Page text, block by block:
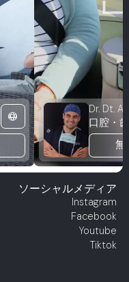
language
Dr. Dt.
無
ソーシャルメディア
Instagram
Facebook
Youtube
Tiktok